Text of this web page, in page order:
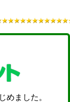
めました。